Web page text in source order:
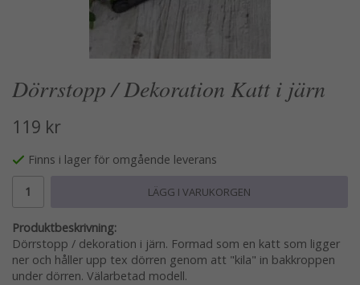
Dörrstopp / Dekoration Katt i järn
119 kr
Finns i lager för omgående leverans
LÄGG I VARUKORGEN
Produktbeskrivning:
Dörrstopp / dekoration i järn. Formad som en katt som ligger
ner och håller upp tex dörren genom att "kila" in bakkroppen
under dörren. Välarbetad modell.